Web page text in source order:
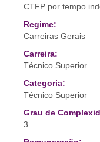
CTFP por tempo
Regime:
Carreiras Gerais
Carreira:
Técnico Superior
Categoria:
Técnico Superior
Grau de
3